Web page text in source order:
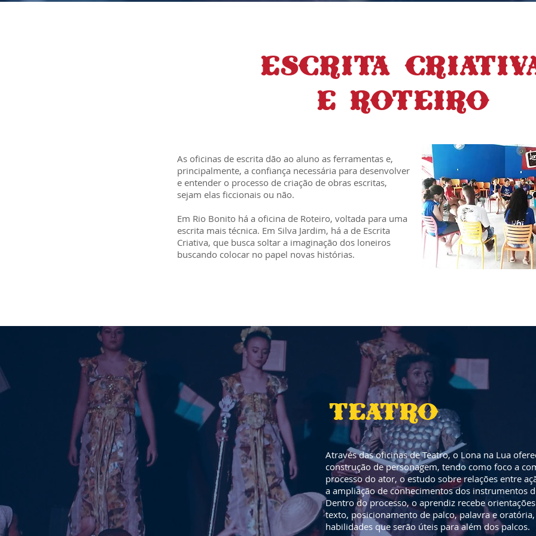
ESCRITA
E ROTEIRO
As oficinas de escrita dão ao aluno as ferramentas e,
principalmente, a confiança necessária para desenvolver
e entender o processo de criação de obras escritas,
sejam elas ficcionais ou não.
Em Rio Bonito há a oficina de Roteiro, voltada para uma
escrita mais técnica. Em Silva Jardim, há a de Escrita
Criativa, que busca soltar a imaginação dos loneiros
buscando colocar no papel novas histórias.
teatro
Através das oficinas de Teatro, o Lona na Lua
construção de personagem, tendo como foco a
processo do ator, o estudo sobre relações entre
a ampliação de conhecimentos dos instrumentos
Dentro do processo, o aprendiz recebe
texto, posicionamento de palco, palavra e
habilidades que serão úteis para além dos palcos.